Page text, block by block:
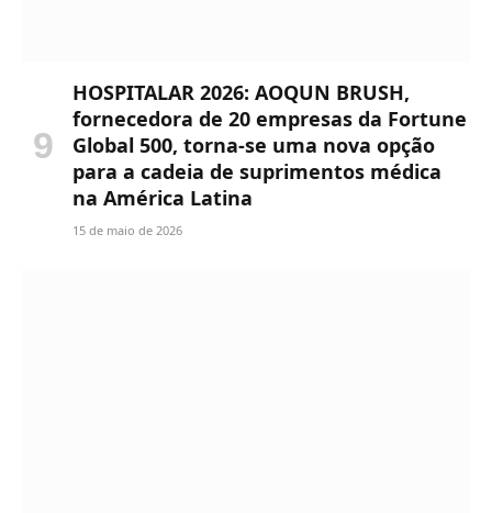
HOSPITALAR 2026: AOQUN BRUSH,
fornecedora de 20 empresas da Fortune
Global 500, torna-se uma nova opção
para a cadeia de suprimentos médica
na América Latina
15 de maio de 2026